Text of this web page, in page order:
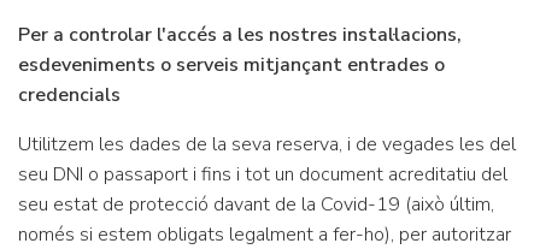
Per a controlar l'accés a les nostres instal·lacions,
esdeveniments o serveis mitjançant entrades o
credencials
Utilitzem les dades de la seva reserva, i de vegades les del
seu DNI o passaport i fins i tot un document acreditatiu del
seu estat de protecció davant de la Covid-19 (això últim,
només si estem obligats legalment a fer-ho), per autoritzar